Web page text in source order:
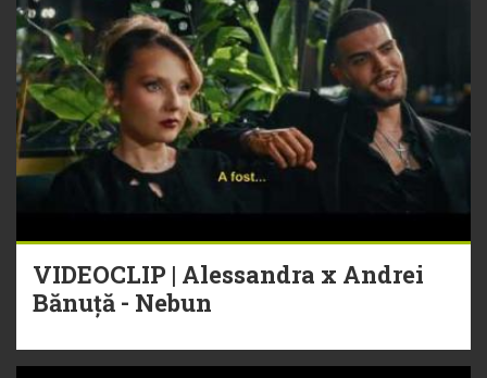
VIDEOCLIP | Alessandra x Andrei
Bănuță - Nebun